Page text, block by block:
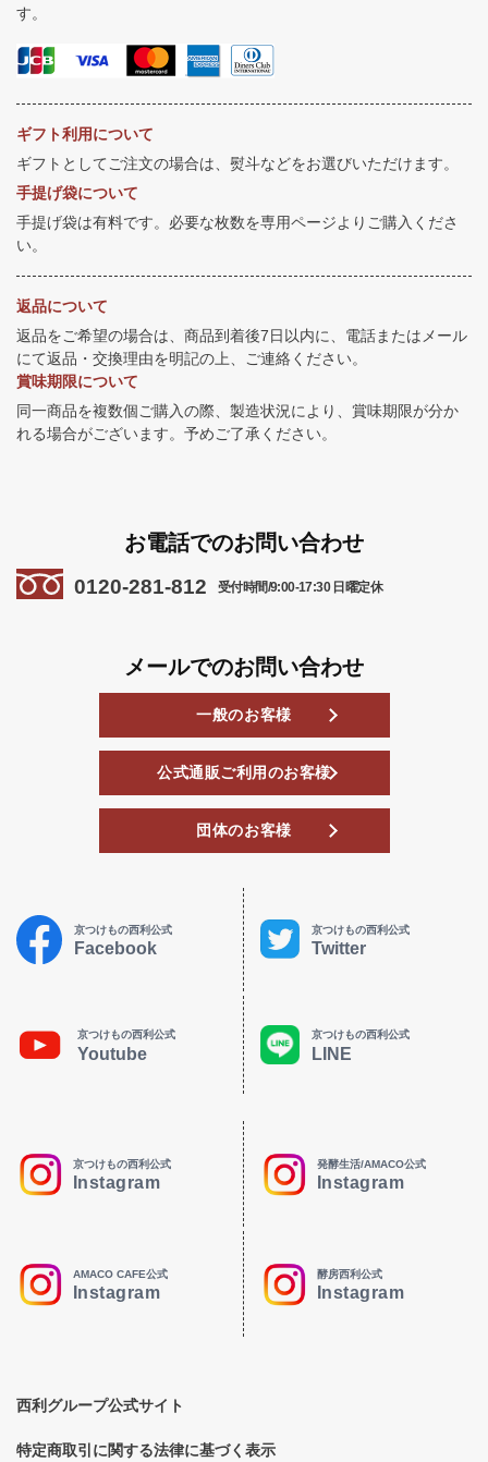
す。
ギフト利用について
ギフトとしてご注文の場合は、熨斗などをお選びいただけます。
手提げ袋について
手提げ袋は有料です。必要な枚数を専用ページよりご購入くださ
い。
返品について
返品をご希望の場合は、商品到着後7日以内に、電話またはメール
にて返品・交換理由を明記の上、ご連絡ください。
賞味期限について
同一商品を複数個ご購入の際、製造状況により、賞味期限が分か
れる場合がございます。予めご了承ください。
お電話でのお問い合わせ
0120-281-812 受付時間/9:00-17:30 日曜定休
メールでのお問い合わせ
一般のお客様
公式通販ご利用のお客様
団体のお客様
京つけもの西利公式
Facebook
京つけもの西利公式
Twitter
京つけもの西利公式
Youtube
京つけもの西利公式
LINE
京つけもの西利公式
Instagram
発酵生活/AMACO公式
Instagram
AMACO CAFE公式
Instagram
酵房西利公式
Instagram
西利グループ公式サイト
特定商取引に関する法律に基づく表示